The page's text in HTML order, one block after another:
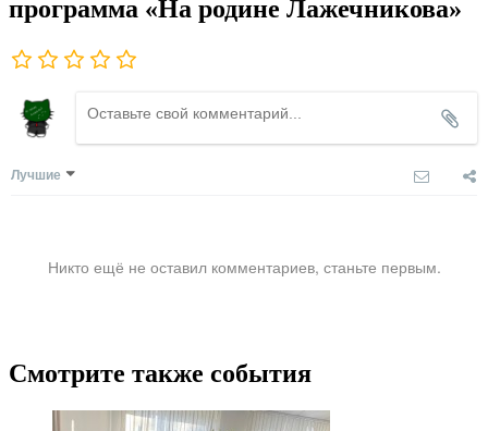
программа «На родине Лажечникова»
Лучшие
Никто ещё не оставил комментариев, станьте первым.
Смотрите также события